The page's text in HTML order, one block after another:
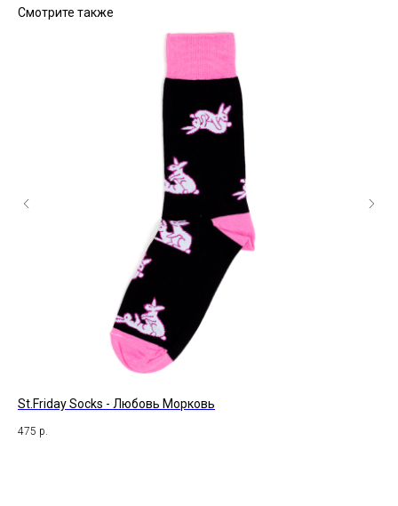
Смотрите также
St.Friday Socks - Любовь Морковь
475 р.